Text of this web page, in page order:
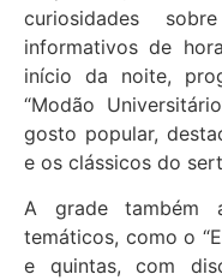
curiosidades
informativos de
início da noite,
“Modão
gosto popular,
e os clássicos do
A grade também
temáticos, como o
e quintas, com